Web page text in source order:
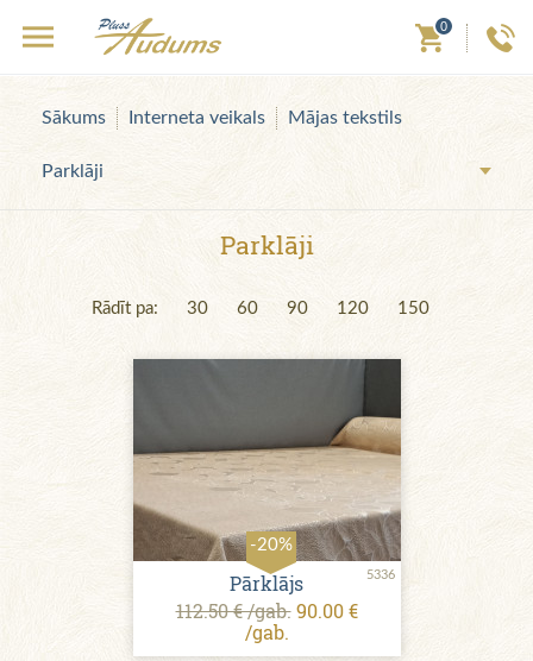
0
Sākums Interneta veikals Mājas tekstils
Parklāji
Parklāji
Rādīt pa: 30 60 90 120 150
-20%
5336
Pārklājs
112.50 € /gab. 90.00 €
/gab.